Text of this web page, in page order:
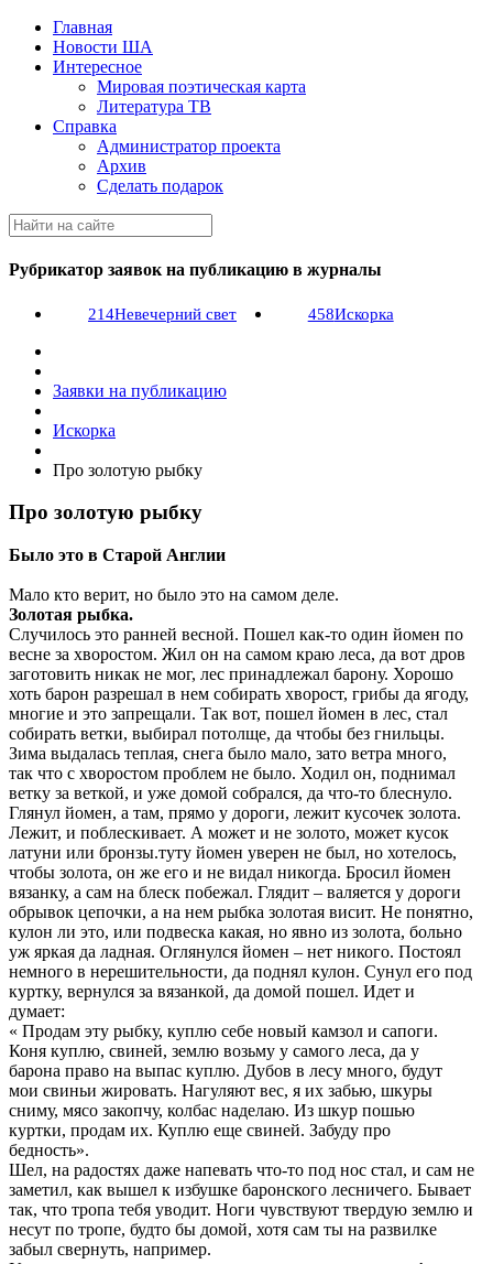
Главная
Новости ША
Интересное
Мировая поэтическая карта
Литература ТВ
Справка
Администратор проекта
Архив
Сделать подарок
Рубрикатор заявок на публикацию в журналы
214Невечерний свет 458Искорка
Заявки на публикацию
Искорка
Про золотую рыбку
Про золотую рыбку
Было это в Старой Англии
Мало кто верит, но было это на самом деле.
Золотая рыбка.
Случилось это ранней весной. Пошел как-то один йомен по
весне за хворостом. Жил он на самом краю леса, да вот дров
заготовить никак не мог, лес принадлежал барону. Хорошо
хоть барон разрешал в нем собирать хворост, грибы да ягоду,
многие и это запрещали. Так вот, пошел йомен в лес, стал
собирать ветки, выбирал потолще, да чтобы без гнильцы.
Зима выдалась теплая, снега было мало, зато ветра много,
так что с хворостом проблем не было. Ходил он, поднимал
ветку за веткой, и уже домой собрался, да что-то блеснуло.
Глянул йомен, а там, прямо у дороги, лежит кусочек золота.
Лежит, и поблескивает. А может и не золото, может кусок
латуни или бронзы.туту йомен уверен не был, но хотелось,
чтобы золота, он же его и не видал никогда. Бросил йомен
вязанку, а сам на блеск побежал. Глядит – валяется у дороги
обрывок цепочки, а на нем рыбка золотая висит. Не понятно,
кулон ли это, или подвеска какая, но явно из золота, больно
уж яркая да ладная. Оглянулся йомен – нет никого. Постоял
немного в нерешительности, да поднял кулон. Сунул его под
куртку, вернулся за вязанкой, да домой пошел. Идет и
думает:
« Продам эту рыбку, куплю себе новый камзол и сапоги.
Коня куплю, свиней, землю возьму у самого леса, да у
барона право на выпас куплю. Дубов в лесу много, будут
мои свиньи жировать. Нагуляют вес, я их забью, шкуры
сниму, мясо закопчу, колбас наделаю. Из шкур пошью
куртки, продам их. Куплю еще свиней. Забуду про
бедность».
Шел, на радостях даже напевать что-то под нос стал, и сам не
заметил, как вышел к избушке баронского лесничего. Бывает
так, что тропа тебя уводит. Ноги чувствуют твердую землю и
несут по тропе, будто бы домой, хотя сам ты на развилке
забыл свернуть, например.